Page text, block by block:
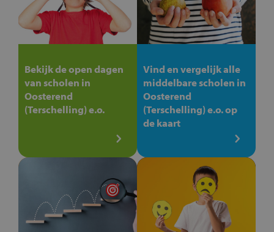
Bekijk de open dagen
van scholen in
Oosterend
(Terschelling) e.o.
Vind en vergelijk alle
middelbare scholen in
Oosterend
(Terschelling) e.o. op
de kaart